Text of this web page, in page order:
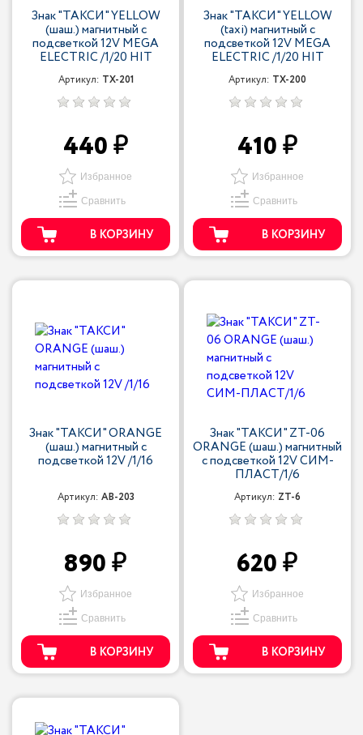
Знак "ТАКСИ" YELLOW
(шаш.) магнитный с
подсветкой 12V MEGA
ELECTRIC /1/20 HIT
Артикул: TX-201
440
Избранное
Сравнить
В КОРЗИНУ
Знак "ТАКСИ" YELLOW
(taxi) магнитный с
подсветкой 12V MEGA
ELECTRIC /1/20 HIT
Артикул: TX-200
410
Избранное
Сравнить
В КОРЗИНУ
Знак "ТАКСИ" ORANGE
(шаш.) магнитный с
подсветкой 12V /1/16
Артикул: AB-203
890
Избранное
Сравнить
В КОРЗИНУ
Знак "ТАКСИ" ZT-06
ORANGE (шаш.) магнитный
с подсветкой 12V СИМ-
ПЛАСТ/1/6
Артикул: ZT-6
620
Избранное
Сравнить
В КОРЗИНУ